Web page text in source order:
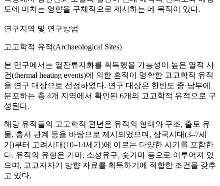
도에 미치는 영향을 구체적으로 제시하는 데 목적이 있다.
연구지역 및 연구방법
고고학적 유적(Archaeological Sites)
본 연구에서는 열잔류자화를 획득했을 가능성이 높은 열적 사
건(thermal heating events)에 의한 흔적이 명확한 고고학적 유적
을 연구 대상으로 선정하였다. 연구 대상은 한반도 중·남부에
분포하는 총 4개 지역에서 확인된 6개의 고고학적 유적으로 구
성된다.
해당 유적들의 고고학적 편년은 유적의 형태와 구조, 출토 유
물, 층서 관계 등을 바탕으로 제시되었으며, 삼국시대(3–7세
기)부터 고려시대(10–14세기)에 이르는 다양한 시기를 포함한
다. 유적의 유형은 가마, 소성유구, 숯가마 등으로 이루어져 있
으며, 고고지자기 방향 자료를 획득하기에 적합한 조건을 갖추
고 있다.